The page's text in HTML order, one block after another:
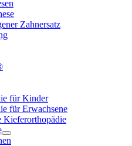
Zahnersatz
für Kinder
für Erwachsene
Kieferorthopädie